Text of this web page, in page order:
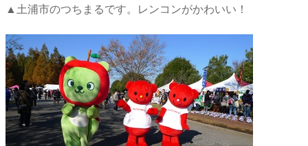
▲土浦市のつちまるです。レンコンがかわいい！